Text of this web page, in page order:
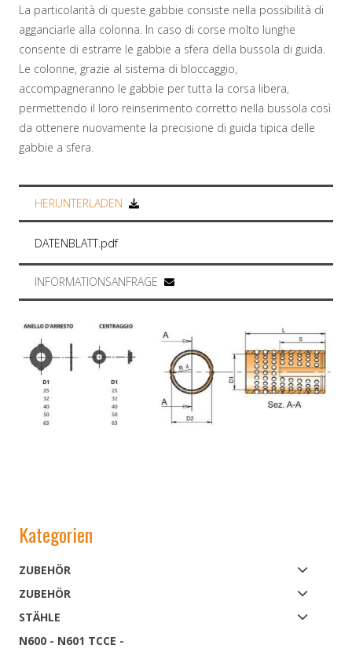
Kategorien
ZUBEHÖR
ZUBEHÖR
STÄHLE
N600 - N601 TCCE -
La particolarità di queste gabbie consiste nella possibilità di
agganciarle alla colonna. In caso di corse molto lunghe
consente di estrarre le gabbie a sfera della bussola di guida.
Le colonne, grazie al sistema di bloccaggio,
accompagneranno le gabbie per tutta la corsa libera,
permettendo il loro reinserimento corretto nella bussola così
da ottenere nuovamente la precisione di guida tipica delle
gabbie a sfera.
HERUNTERLADEN
DATENBLATT.pdf
INFORMATIONSANFRAGE